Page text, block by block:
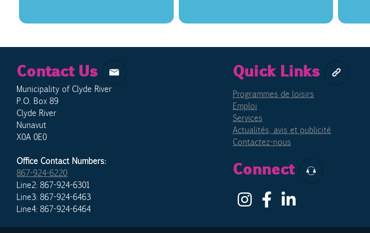
Contact Us
Municipality of Clyde River
P.O. Box 89
Clyde River
Nunavut
X0A 0E0
Office Contact Numbers:
867-924-6220
Line2: 867-924-6301
Line3: 867-924-6463
Line4: 867-924-6464
Quick Links
Programmes de loisirs
Emploi
Services
Actualités, avis et publicité
Contactez-nous
Connect